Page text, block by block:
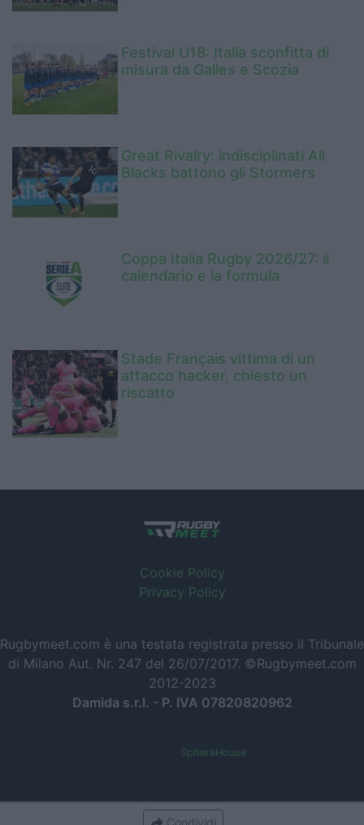
Festival U18: Italia sconfitta di
misura da Galles e Scozia
Great Rivalry: indisciplinati All
Blacks battono gli Stormers
Coppa Italia Rugby 2026/27: il
calendario e la formula
Stade Français vittima di un
attacco hacker, chiesto un
riscatto
Cookie Policy
Privacy Policy
Rugbymeet.com è una testata registrata presso il Tribunale
di Milano Aut. Nr. 247 del 26/07/2017. ©Rugbymeet.com
2012-2023
Damida s.r.l. - P. IVA 07820820962
SpheraHouse
Condividi